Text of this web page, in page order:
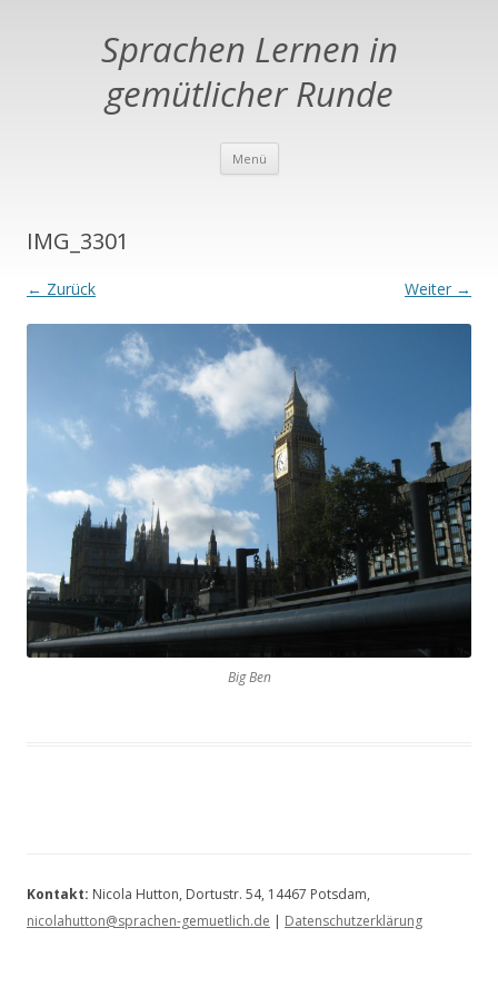
Sprachen Lernen in
gemütlicher Runde
Menü Springe zum Inhalt
IMG_3301
← Zurück Weiter →
Big Ben
Kontakt: Nicola Hutton, Dortustr. 54, 14467 Potsdam,
nicolahutton@sprachen-gemuetlich.de | Datenschutzerklärung